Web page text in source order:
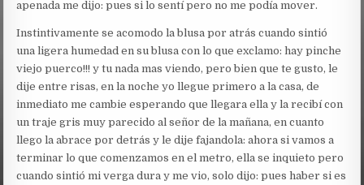
apenada me dijo: pues si lo sentí pero no me podía mover.
Instintivamente se acomodo la blusa por atrás cuando sintió
una ligera humedad en su blusa con lo que exclamo: hay pinche
viejo puerco!!! y tu nada mas viendo, pero bien que te gusto, le
dije entre risas, en la noche yo llegue primero a la casa, de
inmediato me cambie esperando que llegara ella y la recibí con
un traje gris muy parecido al señor de la mañana, en cuanto
llego la abrace por detrás y le dije fajandola: ahora si vamos a
terminar lo que comenzamos en el metro, ella se inquieto pero
cuando sintió mi verga dura y me vio, solo dijo: pues haber si es